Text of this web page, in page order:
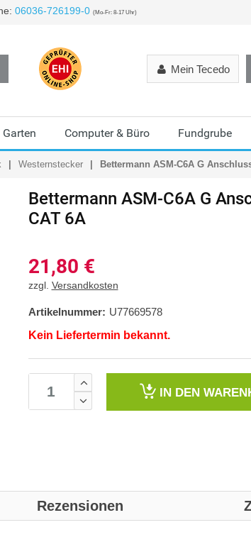
06036-726199-0 (Mo-Fr: 8-17 Uhr)
Mein Tecedo
Computer & Büro Fundgrube
Westernstecker Bettermann ASM-C6A G
Bettermann ASM-C6A G
CAT 6A
21,80 €
zzgl. Versandkosten
Artikelnummer: U77669578
Kein Liefertermin bekannt.
IN DEN
Rezensionen